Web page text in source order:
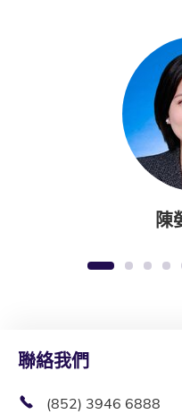
陳
1 2 3 4
聯絡我們
(852) 3946 6888